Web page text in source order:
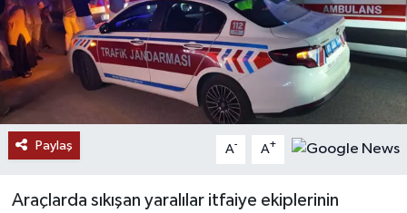
Paylaş A- A+
Araçlarda sıkışan yaralılar itfaiye ekiplerinin